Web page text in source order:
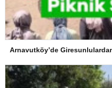
Arnavutköy’de